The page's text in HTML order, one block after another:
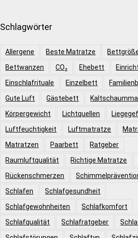
Schlagwörter
Allergene Beste Matratze
Bettwanzen
CO₂ Ehebett
Einschlafrituale
Einzelbett
Gute Luft
Gästebett
Körpergewicht
Lichtquellen
Luftfeuchtigkeit
Luftmatratze
Matratzen
Paarbett
Ratgeber
Raumluftqualität
Richtige Matratze
Rückenschmerzen
Schlafen
Schlafgesundheit
Schlafgewohnheiten
Schlafkomfort
Schlafqualität
Schlafratgeber